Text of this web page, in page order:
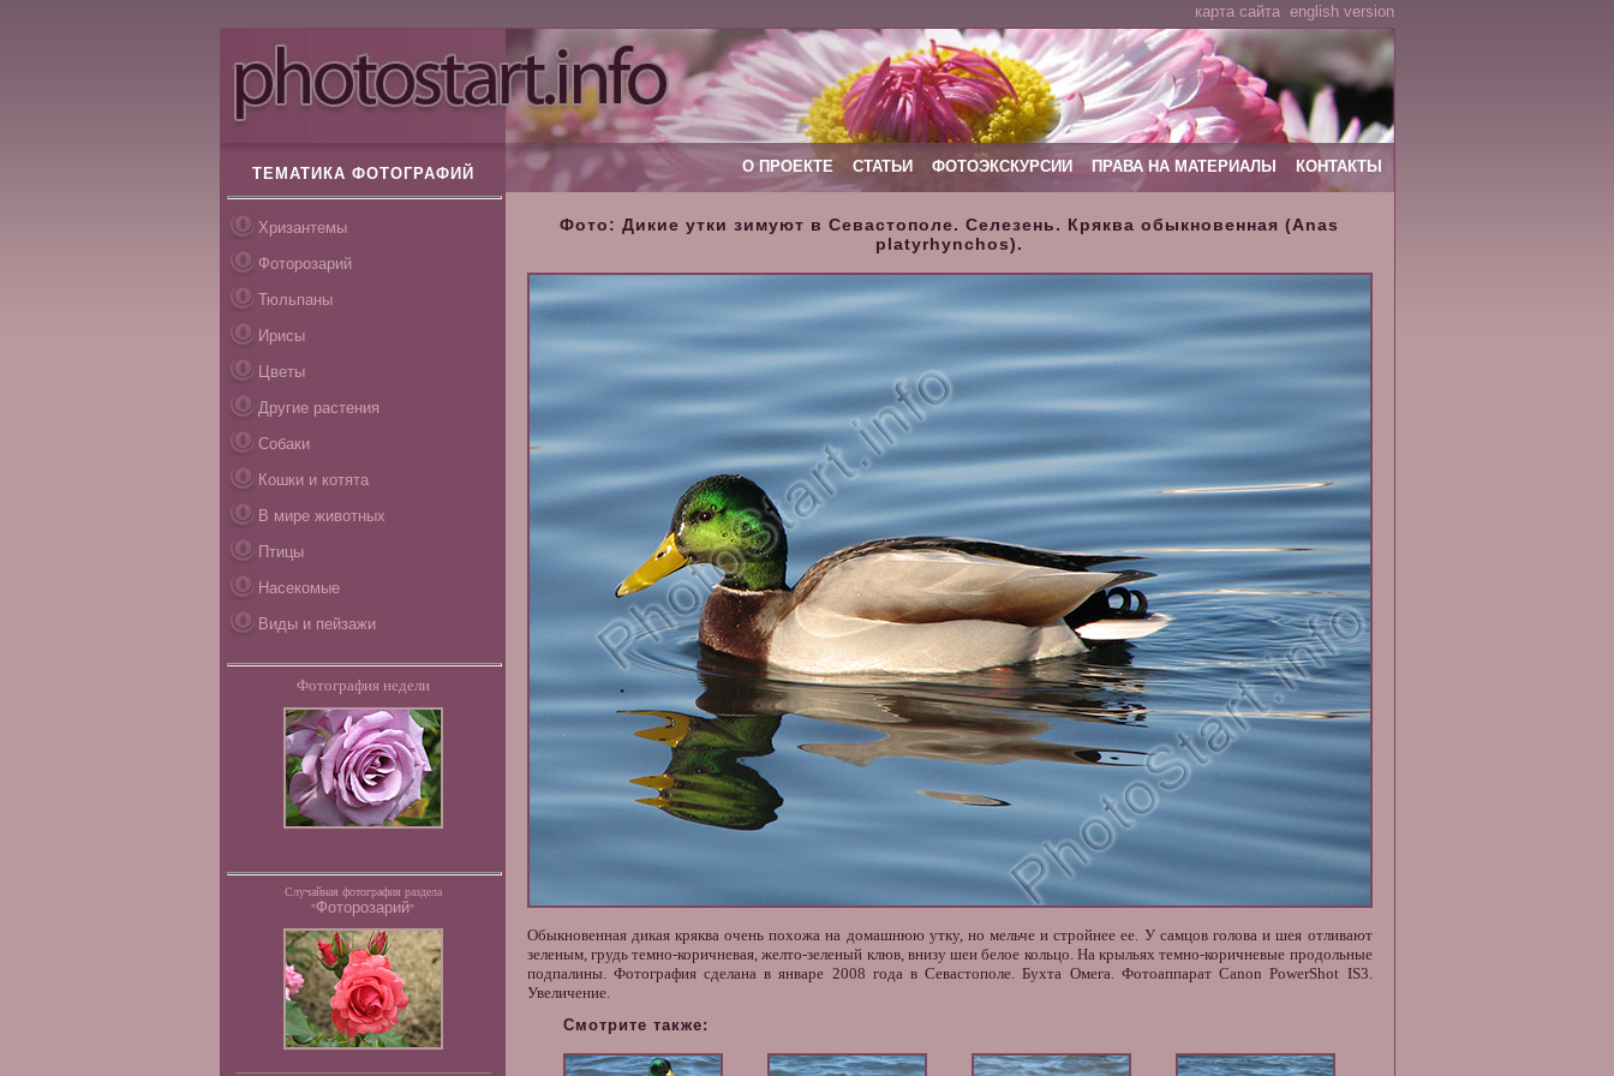
карта сайта english version
ТЕМАТИКА ФОТОГРАФИЙ
Хризантемы
Фоторозарий
Тюльпаны
Ирисы
Цветы
Другие растения
Собаки
Кошки и котята
В мире животных
Птицы
Насекомые
Виды и пейзажи
Фотография недели
Случайная фотография раздела
"Фоторозарий"
О ПРОЕКТЕ СТАТЬИ ФОТОЭКСКУРСИИ ПРАВА НА МАТЕРИАЛЫ КОНТАКТЫ
Фото: Дикие утки зимуют в Севастополе. Селезень. Кряква обыкновенная (Anas
platyrhynchos).
Обыкновенная дикая кряква очень похожа на домашнюю утку, но мельче и стройнее ее. У самцов голова и шея отливают
зеленым, грудь темно-коричневая, желто-зеленый клюв, внизу шеи белое кольцо. На крыльях темно-коричневые продольные
подпалины. Фотография сделана в январе 2008 года в Севастополе. Бухта Омега. Фотоаппарат Canon PowerShot IS3.
Увеличение.
Смотрите также: